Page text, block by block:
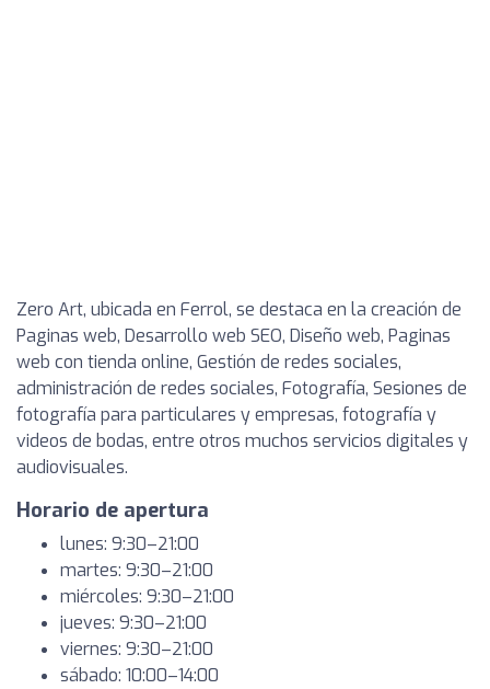
Zero Art, ubicada en Ferrol, se destaca en la creación de
Paginas web, Desarrollo web SEO, Diseño web, Paginas
web con tienda online, Gestión de redes sociales,
administración de redes sociales, Fotografía, Sesiones de
fotografía para particulares y empresas, fotografía y
videos de bodas, entre otros muchos servicios digitales y
audiovisuales.
Horario de apertura
lunes: 9:30–21:00
martes: 9:30–21:00
miércoles: 9:30–21:00
jueves: 9:30–21:00
viernes: 9:30–21:00
sábado: 10:00–14:00